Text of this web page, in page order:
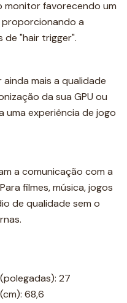
favorecendo um
a
de "hair trigger".
mais a qualidade
da sua GPU ou
uma experiência de jogo
a comunicação com a
filmes, música, jogos
de qualidade sem o
27
68,6